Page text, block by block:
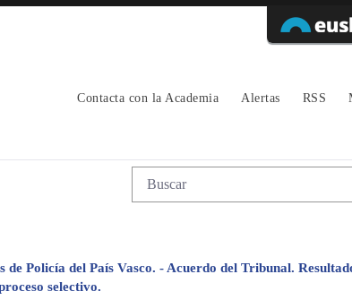
Contacta con la Academia Alertas RSS
- avpe Búsqueda web
de Policía del País Vasco. - Acuerdo del Tribunal.
selectivo.